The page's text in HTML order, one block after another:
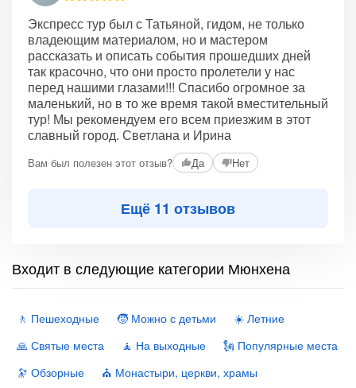
Экспресс тур был с Татьяной, гидом, не только
владеющим материалом, но и мастером
рассказать и описать события прошедших дней
так красочно, что они просто пролетели у нас
перед нашими глазами!!! Спасибо огромное за
маленький, но в то же время такой вместительный
тур! Мы рекомендуем его всем приезжим в этот
славный город. Светлана и Ирина
Вам был полезен этот отзыв? Да Нет
Ещё 11 отзывов
Входит в следующие категории Мюнхена
🚶 Пешеходные 🧒 Можно с детьми
☀️ Летние
🙏 Святые места
🧘 На выходные
🗽 Популярные места
🔭 Обзорные
⛪️ Монастыри, церкви, храмы